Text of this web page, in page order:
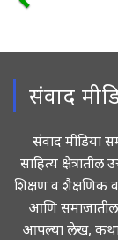
संवाद
संवाद मीडिया
साहित्य
शिक्षण व शैक्षणिक
आणि समाजातील
आपल्या लेख, कथा,